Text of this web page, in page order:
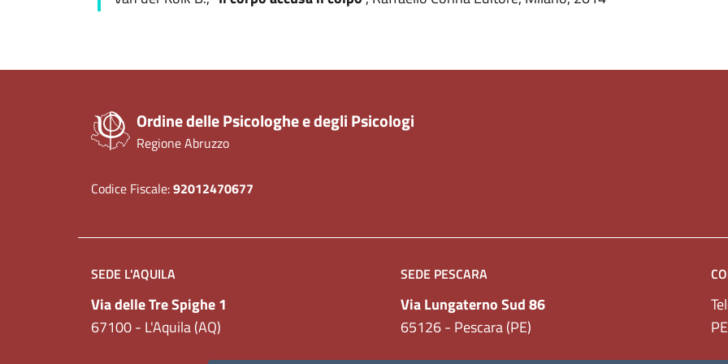
Ordine delle Psicologhe e degli Psicologi
Regione Abruzzo
Codice Fiscale:92012470677
SEDE L'AQUILA
Via delle Tre Spighe 1
67100 - L'Aquila (AQ)
SEDE PESCARA
Via Lungaterno Sud 86
65126 - Pescara (PE)